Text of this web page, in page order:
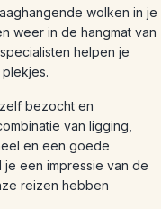
wolken in je
weer in de hangmat van
helpen je
bezocht en
van ligging,
en een goede
een impressie van de
reizen hebben